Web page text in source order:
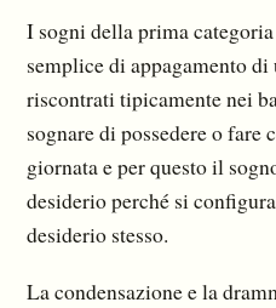
I sogni della prima
semplice di appagamento
riscontrati tipicamente nei
sognare di possedere o fare
giornata e per questo il
desiderio perché si
desiderio stesso.
La condensazione e la